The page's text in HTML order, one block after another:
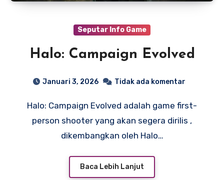
Seputar Info Game
Halo: Campaign Evolved
Januari 3, 2026 Tidak ada komentar
Halo: Campaign Evolved adalah game first-
person shooter yang akan segera dirilis ,
dikembangkan oleh Halo…
Baca Lebih Lanjut